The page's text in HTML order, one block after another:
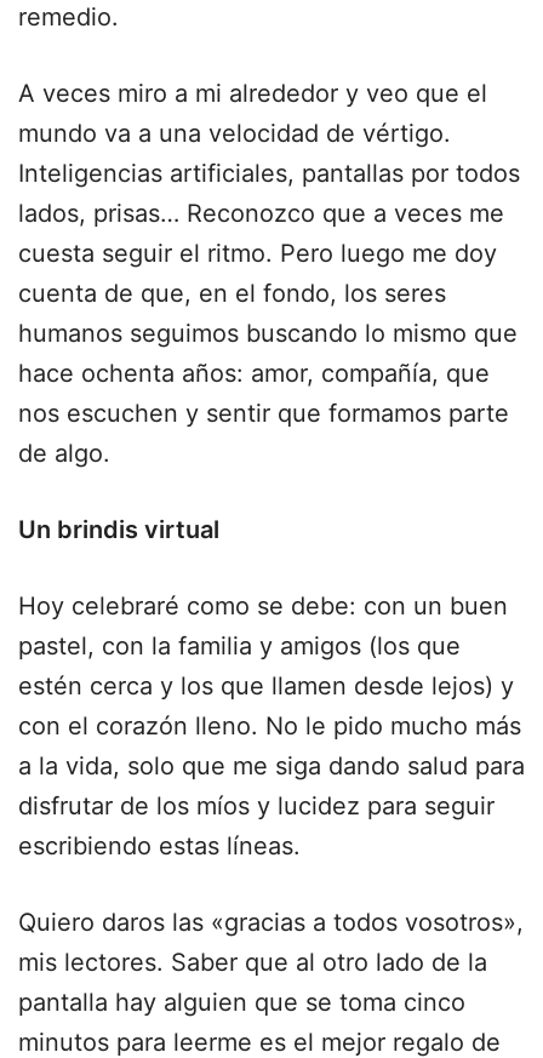
remedio.
A veces miro a mi alrededor y veo que el
mundo va a una velocidad de vértigo.
Inteligencias artificiales, pantallas por todos
lados, prisas… Reconozco que a veces me
cuesta seguir el ritmo. Pero luego me doy
cuenta de que, en el fondo, los seres
humanos seguimos buscando lo mismo que
hace ochenta años: amor, compañía, que
nos escuchen y sentir que formamos parte
de algo.
Un brindis virtual
Hoy celebraré como se debe: con un buen
pastel, con la familia y amigos (los que
estén cerca y los que llamen desde lejos) y
con el corazón lleno. No le pido mucho más
a la vida, solo que me siga dando salud para
disfrutar de los míos y lucidez para seguir
escribiendo estas líneas.
Quiero daros las «gracias a todos vosotros»,
mis lectores. Saber que al otro lado de la
pantalla hay alguien que se toma cinco
minutos para leerme es el mejor regalo de